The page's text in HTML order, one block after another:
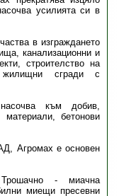
усилията си в
в изграждането
канализационни и
строителство на
жилищни сгради с
към добив,
бетонови
Агромах е основен
- миачна
миещи пресевни